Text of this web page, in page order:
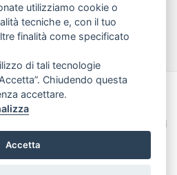
Siti ecommerce per Fioristi
Termini e Condizioni
utilizziamo cookie o
tecniche e, con il tuo
finalità come specificato
di tali tecnologie
Chiudendo questa
accettare.
Accetta